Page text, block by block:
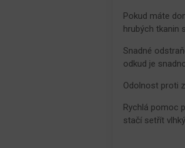
Pokud máte
hrubých tkanin
Snadné
odkud je
Odolnost proti
Rychlá pomoc
stačí setřít